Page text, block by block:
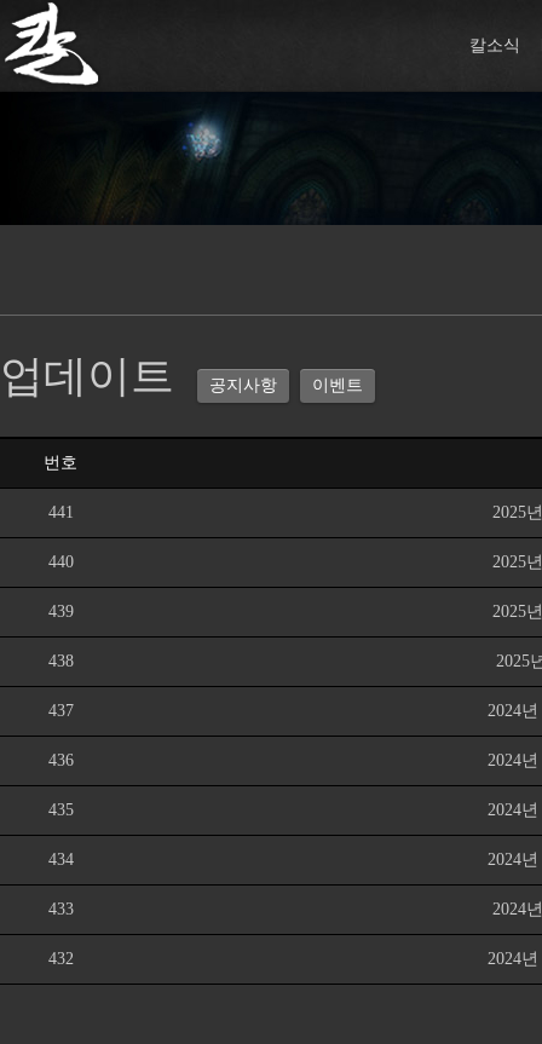
칼소식
업데이트 공지사항 이벤트
번호
441 2025
440 2025
439 2025
438 2025
437 2024
436 2024
435 2024
434 2024
433 2024
432 2024